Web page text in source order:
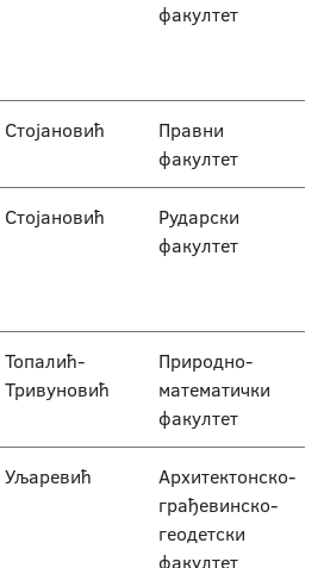
факултет
Стојановић
Правни
факултет
Стојановић
Рударски
факултет
Топалић-
Тривуновић
Природно-
математички
факултет
Уљаревић
Архитектонско-
грађевинско-
геодетски
факултет